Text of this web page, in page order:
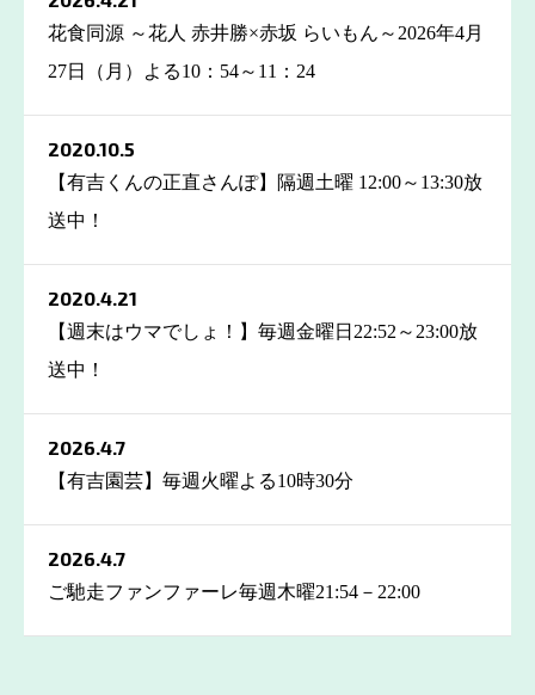
花食同源 ～花人 赤井勝×赤坂 らいもん～2026年4月
27日（月）よる10：54～11：24
2020.10.5
【有吉くんの正直さんぽ】隔週土曜 12:00～13:30放
送中！
2020.4.21
【週末はウマでしょ！】毎週金曜日22:52～23:00放
送中！
2026.4.7
【有吉園芸】毎週火曜よる10時30分
2026.4.7
ご馳走ファンファーレ毎週木曜21:54－22:00